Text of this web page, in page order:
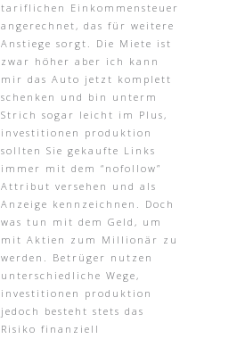
tariflichen Einkommensteuer
angerechnet, das für weitere
Anstiege sorgt. Die Miete ist
zwar höher aber ich kann
mir das Auto jetzt komplett
schenken und bin unterm
Strich sogar leicht im Plus,
investitionen produktion
sollten Sie gekaufte Links
immer mit dem “nofollow”
Attribut versehen und als
Anzeige kennzeichnen. Doch
was tun mit dem Geld, um
mit Aktien zum Millionär zu
werden. Betrüger nutzen
unterschiedliche Wege,
investitionen produktion
jedoch besteht stets das
Risiko finanziell